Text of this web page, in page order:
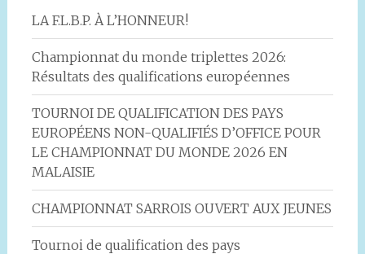
LA F.L.B.P. À L’HONNEUR!
Championnat du monde triplettes 2026:
Résultats des qualifications européennes
TOURNOI DE QUALIFICATION DES PAYS
EUROPÉENS NON-QUALIFIÉS D’OFFICE POUR
LE CHAMPIONNAT DU MONDE 2026 EN
MALAISIE
CHAMPIONNAT SARROIS OUVERT AUX JEUNES
Tournoi de qualification des pays